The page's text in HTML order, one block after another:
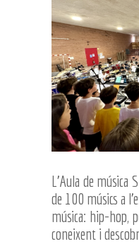
L'Aula de música
de 100 músics a
música: hip-hop,
coneixent i